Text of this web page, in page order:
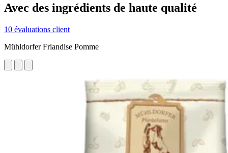
Avec des ingrédients de haute qualité
10 évaluations client
Mühldorfer Friandise Pomme